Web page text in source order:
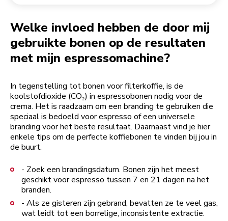
Welke invloed hebben de door mij
gebruikte bonen op de resultaten
met mijn espressomachine?
In tegenstelling tot bonen voor filterkoffie, is de
koolstofdioxide (CO₂) in espressobonen nodig voor de
crema. Het is raadzaam om een branding te gebruiken die
speciaal is bedoeld voor espresso of een universele
branding voor het beste resultaat. Daarnaast vind je hier
enkele tips om de perfecte koffiebonen te vinden bij jou in
de buurt.
- Zoek een brandingsdatum. Bonen zijn het meest
geschikt voor espresso tussen 7 en 21 dagen na het
branden.
- Als ze gisteren zijn gebrand, bevatten ze te veel gas,
wat leidt tot een borrelige, inconsistente extractie.